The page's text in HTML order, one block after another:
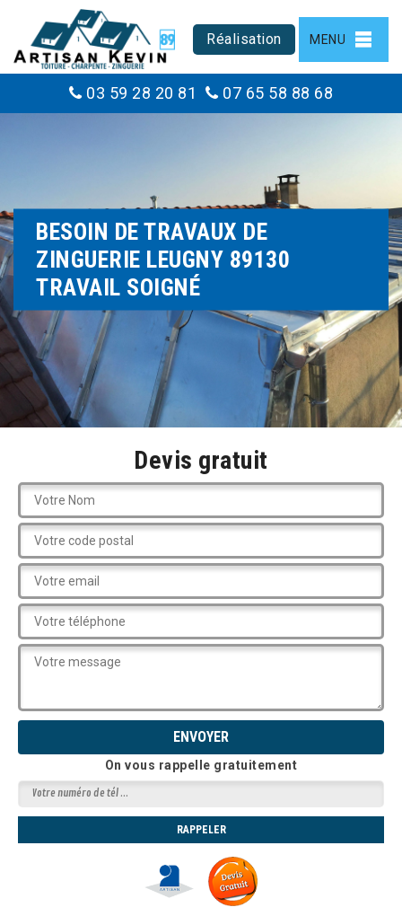
Réalisation MENU
03 59 28 20 81 07 65 58 88 68
BESOIN DE TRAVAUX DE
ZINGUERIE LEUGNY 89130
TRAVAIL SOIGNÉ
Devis gratuit
On vous rappelle gratuitement